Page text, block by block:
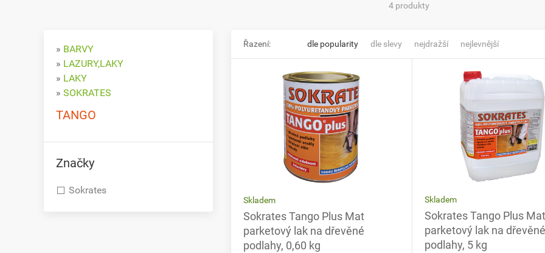
4 produkty
» BARVY
» LAZURY,LAKY
» LAKY
» SOKRATES
TANGO
Značky
Sokrates
Řazení: dle popularity dle slevy nejdražší nejlevnější
Skladem
Sokrates Tango Plus Mat
parketový lak na dřevěné
podlahy, 0,60 kg
Skladem
Sokrates Tango Plus Mat
parketový lak na dřevěné
podlahy, 5 kg